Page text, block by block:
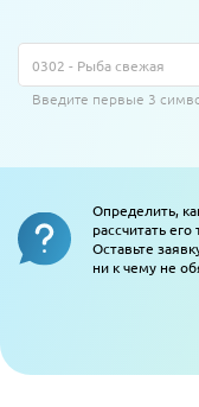
Введите первые 3
Определить,
рассчитать
Оставьте
ни к чему не